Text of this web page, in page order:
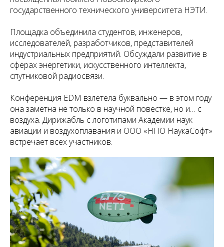
государственного технического университета НЭТИ.
Площадка объединила студентов, инженеров,
исследователей, разработчиков, представителей
индустриальных предприятий. Обсуждали развитие в
сферах энергетики, искусственного интеллекта,
спутниковой радиосвязи.
Конференция EDM взлетела буквально — в этом году
она заметна не только в научной повестке, но и… с
воздуха. Дирижабль с логотипами Академии наук
авиации и воздухоплавания и ООО «НПО НаукаСофт»
встречает всех участников.